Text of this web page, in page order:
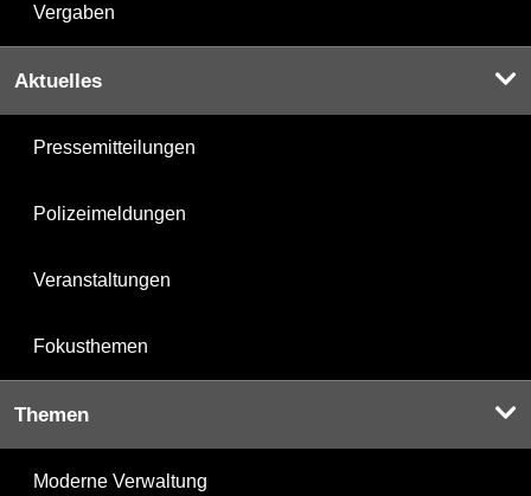
Vergaben
Aktuelles
Pressemitteilungen
Polizeimeldungen
Veranstaltungen
Fokusthemen
Themen
Moderne Verwaltung